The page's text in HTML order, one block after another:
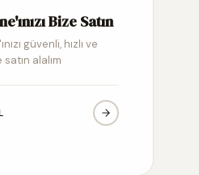
Bize Satın
güvenli, hızlı ve
alalım